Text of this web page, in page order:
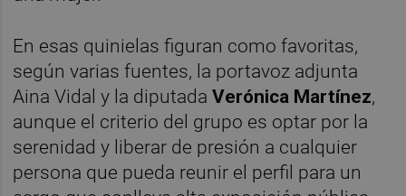
En esas quinielas figuran como favoritas,
según varias fuentes, la portavoz adjunta
Aina Vidal y la diputada Verónica Martínez,
aunque el criterio del grupo es optar por la
serenidad y liberar de presión a cualquier
persona que pueda reunir el perfil para un